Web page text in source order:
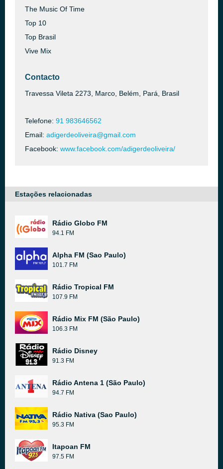
The Music Of Time
Top 10
Top Brasil
Vive Mix
Contacto
Travessa Vileta 2273, Marco, Belém, Pará, Brasil
Telefone: 91 983646562
Email: adigerdeoliveira@gmail.com
Facebook: www.facebook.com/adigerdeoliveira/
Estações relacionadas
Rádio Globo FM
94.1 FM
Alpha FM (Sao Paulo)
101.7 FM
Rádio Tropical FM
107.9 FM
Rádio Mix FM (São Paulo)
106.3 FM
Rádio Disney
91.3 FM
Rádio Antena 1 (São Paulo)
94.7 FM
Rádio Nativa (Sao Paulo)
95.3 FM
Itapoan FM
97.5 FM